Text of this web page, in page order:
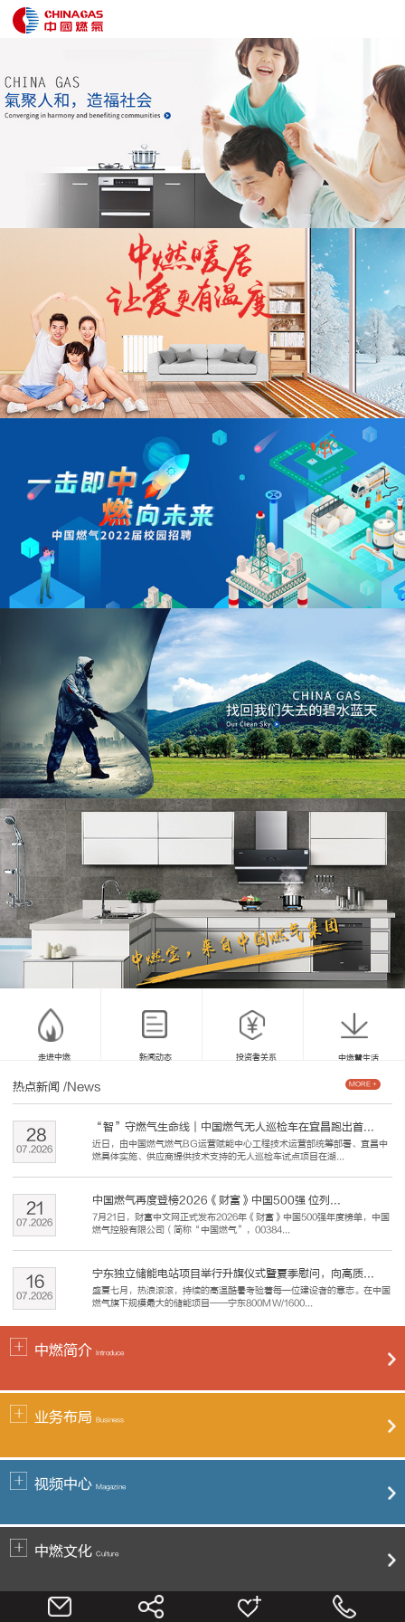
走进中燃 新闻动态 投资者关系 中燃慧生活
热点新闻 /News
“智”守燃气生命线｜中国燃气无人巡检车在宜昌跑出首...
近日，由中国燃气燃气BG运营赋能中心工程技术运营部统筹部署、宜昌中
燃具体实施、供应商提供技术支持的无人巡检车试点项目在湖...
07.2026
28
中国燃气再度登榜2026《财富》中国500强 位列...
7月21日，财富中文网正式发布2026年《财富》中国500强年度榜单，中国
燃气控股有限公司（简称“中国燃气”，00384...
07.2026
21
宁东独立储能电站项目举行升旗仪式暨夏季慰问，向高质...
盛夏七月，热浪滚滚，持续的高温酷暑考验着每一位建设者的意志。在中国
燃气旗下规模最大的储能项目——宁东800MW/1600...
07.2026
16
MORE +
中燃简介 Introduce
业务布局 Business
视频中心 Magazine
中燃文化 Culture